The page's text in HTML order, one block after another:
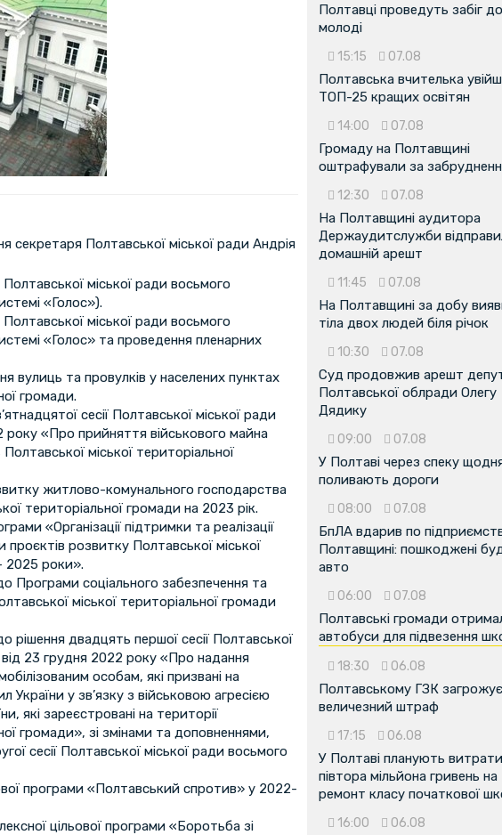
секретаря Полтавської міської ради Андрія
міської ради восьмого
«Голос»).
міської ради восьмого
«Голос» та проведення пленарних
вулиць та провулків у населених пунктах
громади.
сесії Полтавської міської ради
року «Про прийняття військового майна
міської територіальної
житлово-комунального господарства
територіальної громади на 2023 рік.
«Організації підтримки та реалізації
проєктів розвитку Полтавської міської
2025 роки».
Програми соціального забезпечення та
міської територіальної громади
рішення двадцять першої сесії Полтавської
23 грудня 2022 року «Про надання
особам, які призвані на
у зв’язку з військовою агресією
які зареєстровані на території
громади», зі змінами та доповненнями,
сесії Полтавської міської ради восьмого
програми «Полтавський спротив» у 2022-
цільової програми «Боротьба зі
Полтавці проведуть забіг
молоді
15:15 07.08
Полтавська вчителька
ТОП-25 кращих освітян
14:00 07.08
Громаду на Полтавщині
оштрафували за
12:30 07.08
На Полтавщині аудитора
Держаудитслужби
домашній арешт
11:45 07.08
На Полтавщині за добу
тіла двох людей біля річок
10:30 07.08
Суд продовжив арешт
Полтавської облради Олегу
Дядику
09:00 07.08
У Полтаві через спеку
поливають дороги
08:00 07.08
БпЛА вдарив по
Полтавщині: пошкоджені
авто
06:00 07.08
Полтавські громади
автобуси для підвезення
18:30 06.08
Полтавському ГЗК загрожує
величезний штраф
17:15 06.08
У Полтаві планують
півтора мільйона гривень на
ремонт класу початкової
16:00 06.08